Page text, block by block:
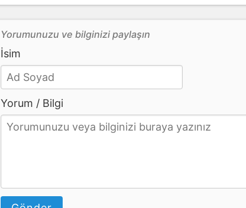
Yorumunuzu ve bilginizi paylaşın
İsim
Yorum / Bilgi